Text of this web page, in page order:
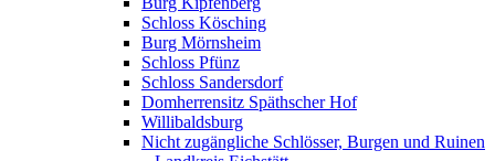
Schloss Kösching
Burg Mörnsheim
Schloss Pfünz
Schloss Sandersdorf
Domherrensitz Späthscher Hof
Willibaldsburg
Nicht zugängliche Schlösser, Burgen und Ruinen